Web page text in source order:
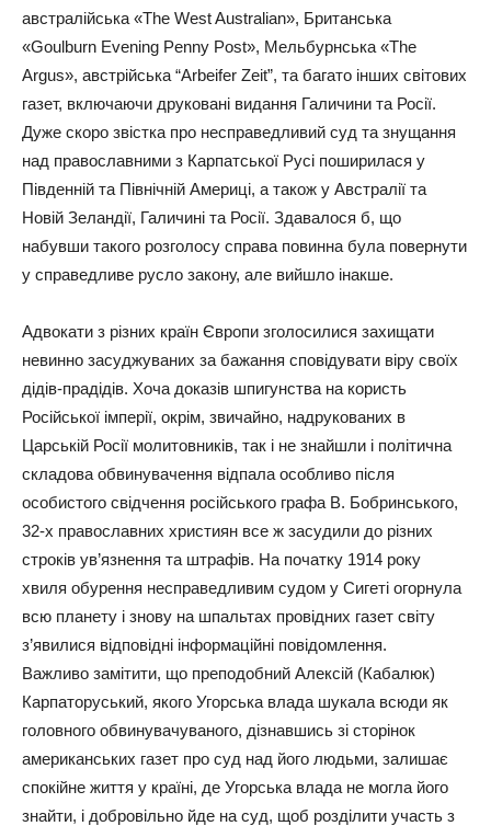
австралійська «The West Australian», Британська
«Goulburn Evening Penny Post», Мельбурнська «The
Argus», австрійська “Arbeifer Zeit”, та багато інших світових
газет, включаючи друковані видання Галичини та Росії.
Дуже скоро звістка про несправедливий суд та знущання
над православними з Карпатської Русі поширилася у
Південній та Північній Америці, а також у Австралії та
Новій Зеландії, Галичині та Росії. Здавалося б, що
набувши такого розголосу справа повинна була повернути
у справедливе русло закону, але вийшло інакше.
Адвокати з різних країн Європи зголосилися захищати
невинно засуджуваних за бажання сповідувати віру своїх
дідів-прадідів. Хоча доказів шпигунства на користь
Російської імперії, окрім, звичайно, надрукованих в
Царській Росії молитовників, так і не знайшли і політична
складова обвинувачення відпала особливо після
особистого свідчення російського графа В. Бобринського,
32-х православних християн все ж засудили до різних
строків ув’язнення та штрафів. На початку 1914 року
хвиля обурення несправедливим судом у Сигеті огорнула
всю планету і знову на шпальтах провідних газет світу
з’явилися відповідні інформаційні повідомлення.
Важливо замітити, що преподобний Алексій (Кабалюк)
Карпаторуський, якого Угорська влада шукала всюди як
головного обвинувачуваного, дізнавшись зі сторінок
американських газет про суд над його людьми, залишає
спокійне життя у країні, де Угорська влада не могла його
знайти, і добровільно йде на суд, щоб розділити участь з